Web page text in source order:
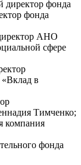
директор фонда
фонда
АНО
сфере
«Вклад в
Тимченко;
компания
фонда